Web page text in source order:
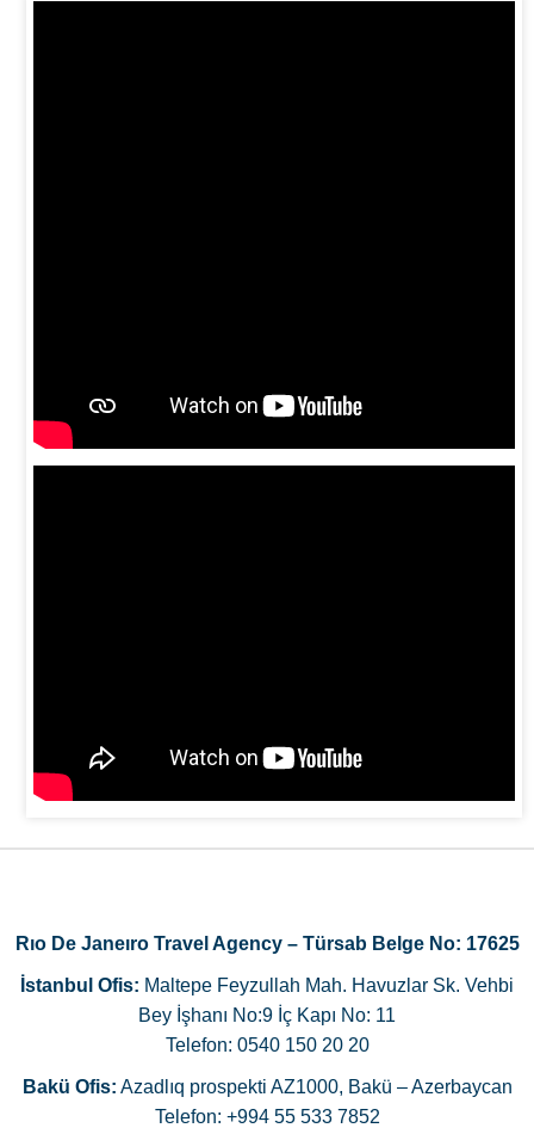
Rıo De Janeıro Travel Agency – Türsab Belge No: 17625
İstanbul Ofis: Maltepe Feyzullah Mah. Havuzlar Sk. Vehbi
Bey İşhanı No:9 İç Kapı No: 11
Telefon: 0540 150 20 20
Bakü Ofis: Azadlıq prospekti AZ1000, Bakü – Azerbaycan
Telefon: +994 55 533 7852